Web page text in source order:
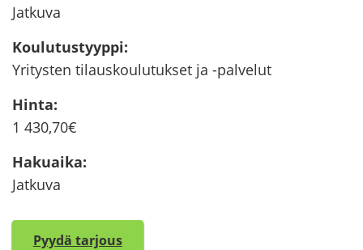
Jat­ku­va
Kou­lu­tus­tyyp­pi:
Yri­tys­ten ti­laus­kou­lu­tuk­set ja -​palvelut
Hinta:
1 430,70€
Ha­kuai­ka:
Jat­ku­va
Pyydä tar­jous